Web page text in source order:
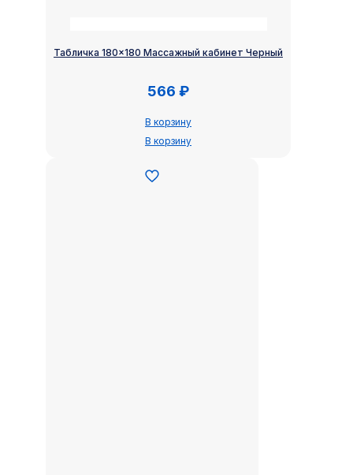
Табличка 180×180 Массажный кабинет Черный
566 ₽
В корзину
В корзину